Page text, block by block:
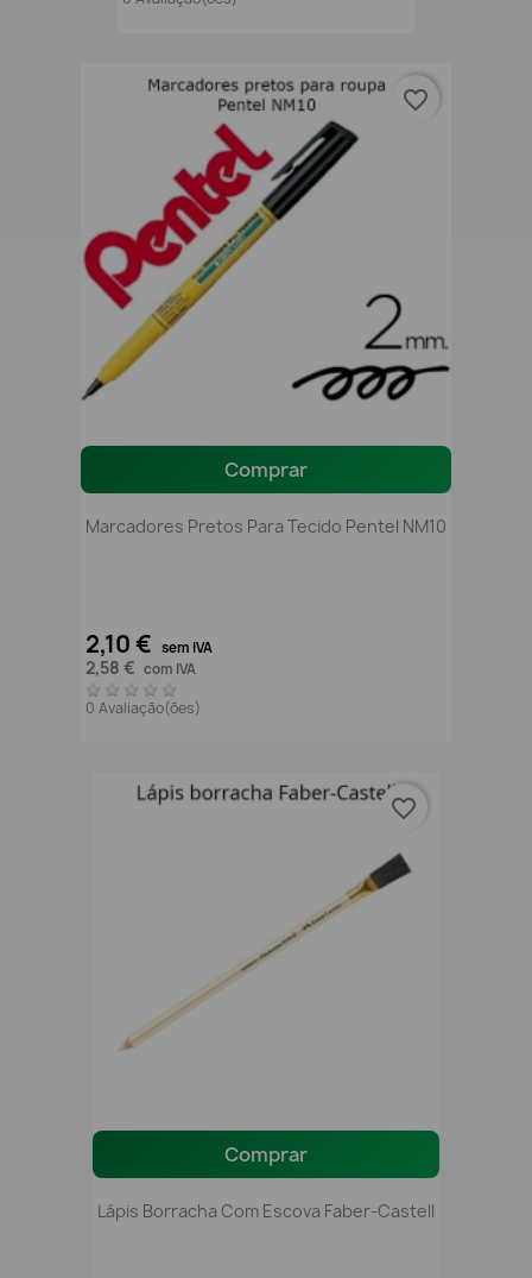
Comprar
Marcadores Pretos Para Tecido Pentel NM10
2,10 € sem IVA
2,58 € com IVA
0 Avaliação(ões)
favorite_border
Comprar
Lápis Borracha Com Escova Faber-Castell
favorite_border